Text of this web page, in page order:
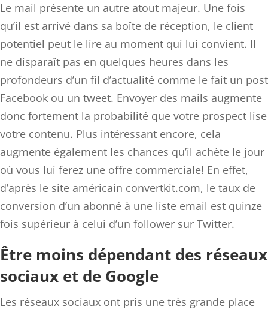
Le mail présente un autre atout majeur. Une fois
qu’il est arrivé dans sa boîte de réception, le client
potentiel peut le lire au moment qui lui convient. Il
ne disparaît pas en quelques heures dans les
profondeurs d’un fil d’actualité comme le fait un post
Facebook ou un tweet. Envoyer des mails augmente
donc fortement la probabilité que votre prospect lise
votre contenu. Plus intéressant encore, cela
augmente également les chances qu’il achète le jour
où vous lui ferez une offre commerciale! En effet,
d’après le site américain convertkit.com, le taux de
conversion d’un abonné à une liste email est quinze
fois supérieur à celui d’un follower sur Twitter.
Être moins dépendant des réseaux
sociaux et de Google
Les réseaux sociaux ont pris une très grande place